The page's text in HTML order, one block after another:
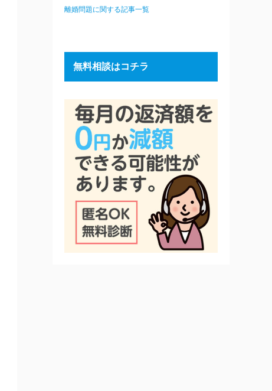
離婚問題に関する記事一覧
無料相談はコチラ